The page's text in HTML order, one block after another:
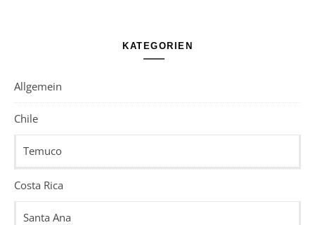
KATEGORIEN
Allgemein
Chile
Temuco
Costa Rica
Santa Ana